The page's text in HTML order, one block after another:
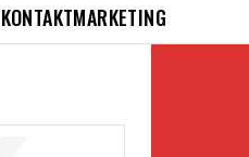
KONTAKTMARKETING